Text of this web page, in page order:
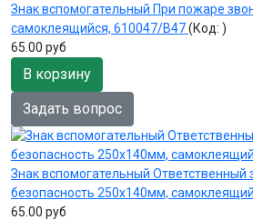
Знак вспомогательный При пожаре
самоклеящийся, 610047/В47(Код: )
65.00 руб
В корзину
Задать вопрос
Знак вспомогательный Ответственный
безопасность 250х140мм,
65.00 руб